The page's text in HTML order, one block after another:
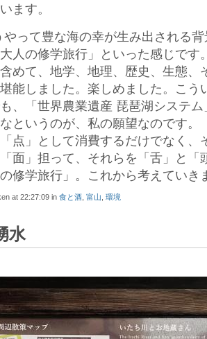
ます。
やって豊な海の幸が生み出される
人の修学旅行」といった感じです
めて、地学、地理、歴史、生態、
能しました。楽しめました。こう
、「世界農業遺産 琵琶湖システ
というのが、私の願望なのです。
点」として消費するだけでなく、
「面」担って、それらを「舌」と
修学旅行」。これから考えていき
at 22:27:09 in 食と酒 富山 環境
水